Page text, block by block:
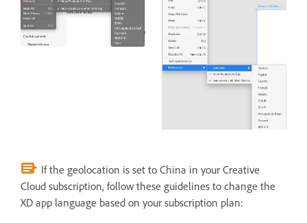
If the geolocation is set to China in your Creative
Cloud subscription, follow these guidelines to change the
XD app language based on your subscription plan: